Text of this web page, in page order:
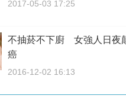
2017-05-03 17:25
不抽菸不下廚 女強人日夜
癌
2016-12-02 16:13